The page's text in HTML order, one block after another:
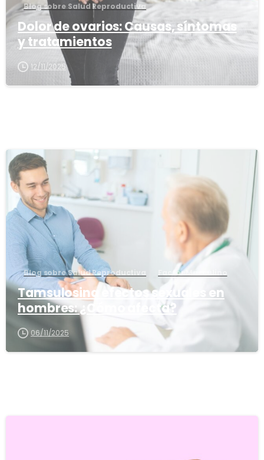
Blog sobre Salud Reproductiva
Dolor de ovarios: Causas, síntomas
y tratamientos
12/11/2025
Blog sobre Salud Reproductiva Factor Masculino
Tamsulosina efectos sexuales en
hombres: ¿Cómo afecta?
06/11/2025